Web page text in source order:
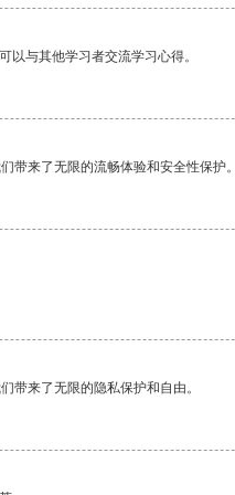
以与其他学习者交流学习心得。
带来了无限的流畅体验和安全性保护
带来了无限的隐私保护和自由。